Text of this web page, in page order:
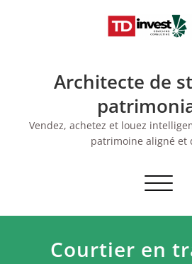
Architecte de
Vendez, achetez et louez
patrimoine aligné et
Courtier en